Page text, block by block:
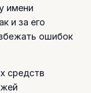
имени
и за его
ошибок
средств